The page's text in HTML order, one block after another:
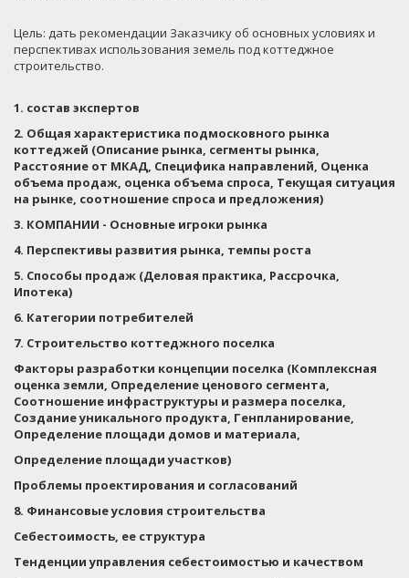
Цель: дать рекомендации Заказчику об основных условиях и
перспективах использования земель под коттеджное
строительство.
1. состав экспертов
2. Общая характеристика подмосковного рынка
коттеджей (Описание рынка, сегменты рынка,
Расстояние от МКАД, Специфика направлений, Оценка
объема продаж, оценка объема спроса, Текущая ситуация
на рынке, соотношение спроса и предложения)
3. КОМПАНИИ - Основные игроки рынка
4. Перспективы развития рынка, темпы роста
5. Способы продаж (Деловая практика, Рассрочка,
Ипотека)
6. Категории потребителей
7. Строительство коттеджного поселка
Факторы разработки концепции поселка (Комплексная
оценка земли, Определение ценового сегмента,
Соотношение инфраструктуры и размера поселка,
Создание уникального продукта, Генпланирование,
Определение площади домов и материала,
Определение площади участков)
Проблемы проектирования и согласований
8. Финансовые условия строительства
Себестоимость, ее структура
Тенденции управления себестоимостью и качеством